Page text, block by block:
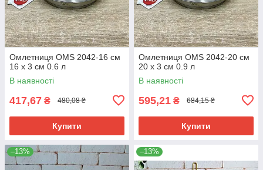
Омлетниця OMS 2042-16 см
16 х 3 см 0.6 л
В наявності
417,67 ₴ 480,08 ₴
Купити
Омлетниця OMS 2042-20 см
20 х 3 см 0.9 л
В наявності
595,21 ₴ 684,15 ₴
Купити
–13% –13%